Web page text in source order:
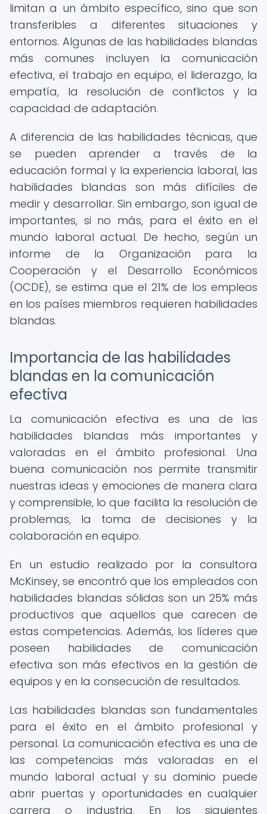
limitan a un ámbito específico, sino que son
transferibles a diferentes situaciones y
entornos. Algunas de las habilidades blandas
más comunes incluyen la comunicación
efectiva, el trabajo en equipo, el liderazgo, la
empatía, la resolución de conflictos y la
capacidad de adaptación.
A diferencia de las habilidades técnicas, que
se pueden aprender a través de la
educación formal y la experiencia laboral, las
habilidades blandas son más difíciles de
medir y desarrollar. Sin embargo, son igual de
importantes, si no más, para el éxito en el
mundo laboral actual. De hecho, según un
informe de la Organización para la
Cooperación y el Desarrollo Económicos
(OCDE), se estima que el 21% de los empleos
en los países miembros requieren habilidades
blandas.
Importancia de las habilidades
blandas en la comunicación
efectiva
La comunicación efectiva es una de las
habilidades blandas más importantes y
valoradas en el ámbito profesional. Una
buena comunicación nos permite transmitir
nuestras ideas y emociones de manera clara
y comprensible, lo que facilita la resolución de
problemas, la toma de decisiones y la
colaboración en equipo.
En un estudio realizado por la consultora
McKinsey, se encontró que los empleados con
habilidades blandas sólidas son un 25% más
productivos que aquellos que carecen de
estas competencias. Además, los líderes que
poseen habilidades de comunicación
efectiva son más efectivos en la gestión de
equipos y en la consecución de resultados.
Las habilidades blandas son fundamentales
para el éxito en el ámbito profesional y
personal. La comunicación efectiva es una de
las competencias más valoradas en el
mundo laboral actual y su dominio puede
abrir puertas y oportunidades en cualquier
carrera o industria. En los siguientes